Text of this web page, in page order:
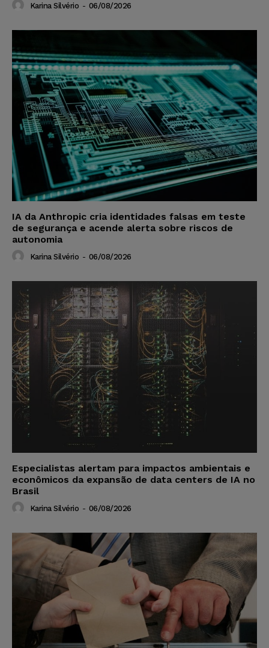
Karina Silvério - 06/08/2026
IA da Anthropic cria identidades falsas em teste
de segurança e acende alerta sobre riscos de
autonomia
Karina Silvério - 06/08/2026
Especialistas alertam para impactos ambientais e
econômicos da expansão de data centers de IA no
Brasil
Karina Silvério - 06/08/2026